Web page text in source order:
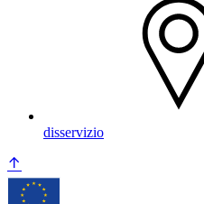
disservizio